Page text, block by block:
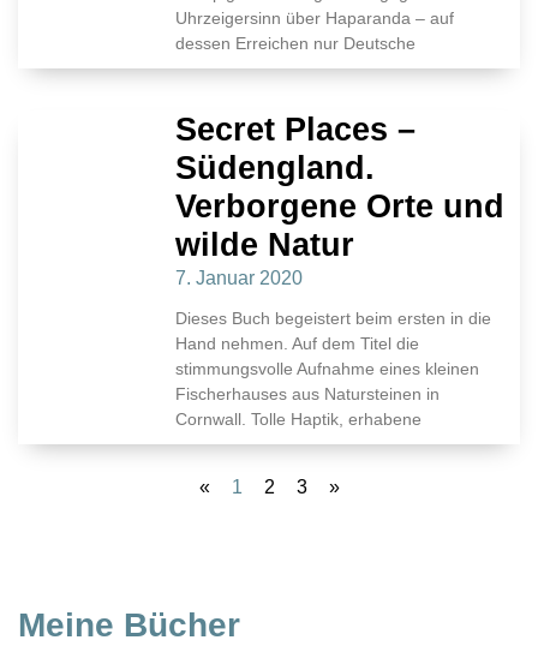
Uhrzeigersinn über Haparanda – auf
dessen Erreichen nur Deutsche
Secret Places –
Südengland.
Verborgene Orte und
wilde Natur
7. Januar 2020
Dieses Buch begeistert beim ersten in die
Hand nehmen. Auf dem Titel die
stimmungsvolle Aufnahme eines kleinen
Fischerhauses aus Natursteinen in
Cornwall. Tolle Haptik, erhabene
« 1 2 3 »
Meine Bücher